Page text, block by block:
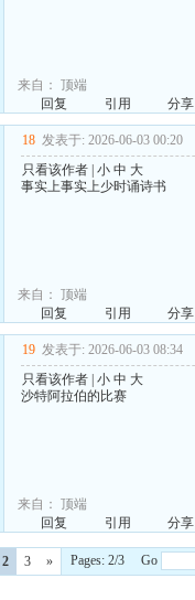
来自： 顶端
回复
引用 分享
18 发表于: 2026-06-03 00:20
只看该作者| 小 中 大
事实上事实上少时诵诗书
来自： 顶端
回复
引用 分享
19 发表于: 2026-06-03 08:34
只看该作者| 小 中 大
沙特阿拉伯的比赛
来自： 顶端
回复
引用 分享
2 3 »
Pages: 2/3 Go